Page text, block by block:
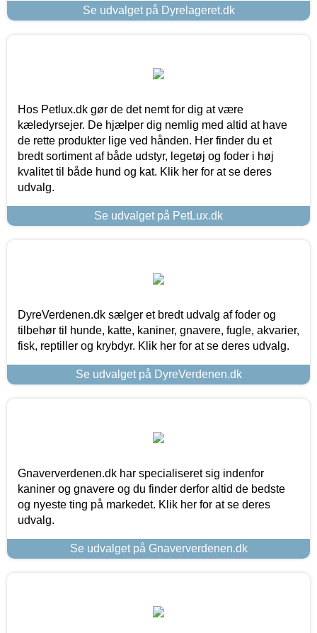
Se udvalget på Dyrelageret.dk
Hos Petlux.dk gør de det nemt for dig at være
kæledyrsejer. De hjælper dig nemlig med altid at have
de rette produkter lige ved hånden. Her finder du et
bredt sortiment af både udstyr, legetøj og foder i høj
kvalitet til både hund og kat. Klik her for at se deres
udvalg.
Se udvalget på PetLux.dk
DyreVerdenen.dk sælger et bredt udvalg af foder og
tilbehør til hunde, katte, kaniner, gnavere, fugle, akvarier,
fisk, reptiller og krybdyr. Klik her for at se deres udvalg.
Se udvalget på DyreVerdenen.dk
Gnaververdenen.dk har specialiseret sig indenfor
kaniner og gnavere og du finder derfor altid de bedste
og nyeste ting på markedet. Klik her for at se deres
udvalg.
Se udvalget på Gnaververdenen.dk